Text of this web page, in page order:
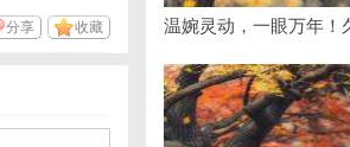
收藏
分享